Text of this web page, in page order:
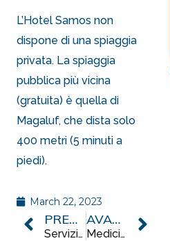
L’Hotel Samos non
dispone di una spiaggia
privata. La spiaggia
pubblica più vicina
(gratuita) è quella di
Magaluf, che dista solo
400 metri (5 minuti a
piedi).
March 22, 2023
PRECEDENTE
Servizi di reception
AVANTI
Medicina e assistenza sanitaria